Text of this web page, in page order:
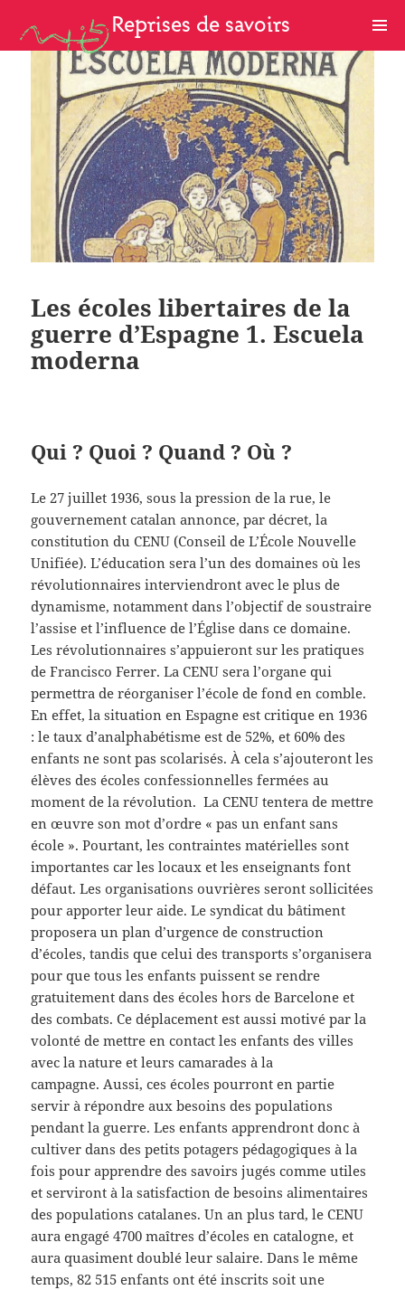
bReprises de savoirs
Les écoles libertaires de la
guerre d’Espagne 1. Escuela
moderna
Qui ? Quoi ? Quand ? Où ?
Le 27 juillet 1936, sous la pression de la rue, le
gouvernement catalan annonce, par décret, la
constitution du CENU (Conseil de L’École Nouvelle
Unifiée). L’éducation sera l’un des domaines où les
révolutionnaires interviendront avec le plus de
dynamisme, notamment dans l’objectif de soustraire
l’assise et l’influence de l’Église dans ce domaine.
Les révolutionnaires s’appuieront sur les pratiques
de Francisco Ferrer. La CENU sera l’organe qui
permettra de réorganiser l’école de fond en comble.
En effet, la situation en Espagne est critique en 1936
: le taux d’analphabétisme est de 52%, et 60% des
enfants ne sont pas scolarisés. À cela s’ajouteront les
élèves des écoles confessionnelles fermées au
moment de la révolution. La CENU tentera de mettre
en œuvre son mot d’ordre « pas un enfant sans
école ». Pourtant, les contraintes matérielles sont
importantes car les locaux et les enseignants font
défaut. Les organisations ouvrières seront sollicitées
pour apporter leur aide. Le syndicat du bâtiment
proposera un plan d’urgence de construction
d’écoles, tandis que celui des transports s’organisera
pour que tous les enfants puissent se rendre
gratuitement dans des écoles hors de Barcelone et
des combats. Ce déplacement est aussi motivé par la
volonté de mettre en contact les enfants des villes
avec la nature et leurs camarades à la
campagne. Aussi, ces écoles pourront en partie
servir à répondre aux besoins des populations
pendant la guerre. Les enfants apprendront donc à
cultiver dans des petits potagers pédagogiques à la
fois pour apprendre des savoirs jugés comme utiles
et serviront à la satisfaction de besoins alimentaires
des populations catalanes. Un an plus tard, le CENU
aura engagé 4700 maîtres d’écoles en catalogne, et
aura quasiment doublé leur salaire. Dans le même
temps, 82 515 enfants ont été inscrits soit une